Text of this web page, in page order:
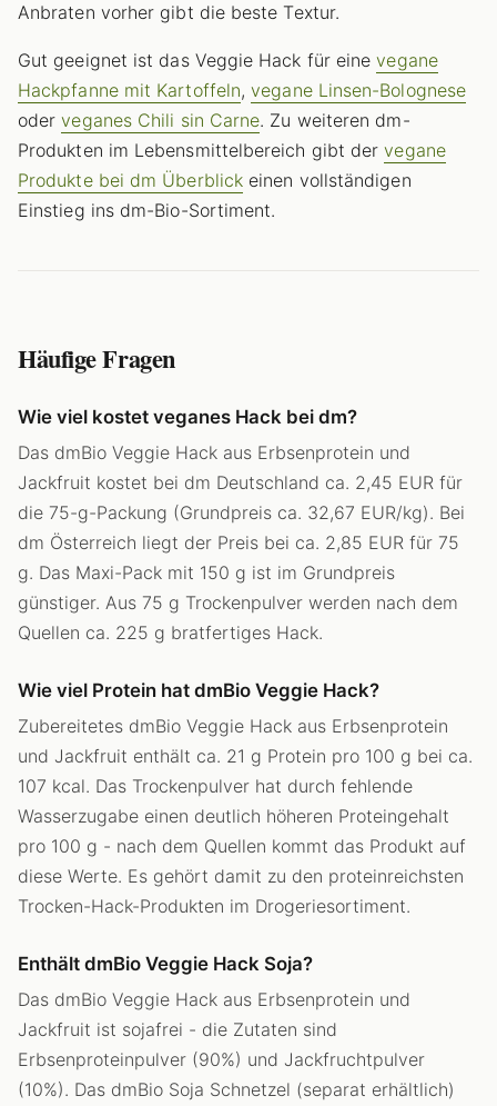
Anbraten vorher gibt die beste Textur.
Gut geeignet ist das Veggie Hack für einevegane
Hackpfanne mit Kartoffeln,vegane Linsen-Bolognese
oderveganes Chili sin Carne. Zu weiteren dm-
Produkten im Lebensmittelbereich gibt dervegane
Produkte bei dm Überblick einen vollständigen
Einstieg ins dm-Bio-Sortiment.
Häufige Fragen
Wie viel kostet veganes Hack bei dm?
Das dmBio Veggie Hack aus Erbsenprotein und
Jackfruit kostet bei dm Deutschland ca. 2,45 EUR für
die 75-g-Packung (Grundpreis ca. 32,67 EUR/kg). Bei
dm Österreich liegt der Preis bei ca. 2,85 EUR für 75
g. Das Maxi-Pack mit 150 g ist im Grundpreis
günstiger. Aus 75 g Trockenpulver werden nach dem
Quellen ca. 225 g bratfertiges Hack.
Wie viel Protein hat dmBio Veggie Hack?
Zubereitetes dmBio Veggie Hack aus Erbsenprotein
und Jackfruit enthält ca. 21 g Protein pro 100 g bei ca.
107 kcal. Das Trockenpulver hat durch fehlende
Wasserzugabe einen deutlich höheren Proteingehalt
pro 100 g - nach dem Quellen kommt das Produkt auf
diese Werte. Es gehört damit zu den proteinreichsten
Trocken-Hack-Produkten im Drogeriesortiment.
Enthält dmBio Veggie Hack Soja?
Das dmBio Veggie Hack aus Erbsenprotein und
Jackfruit ist sojafrei - die Zutaten sind
Erbsenproteinpulver (90%) und Jackfruchtpulver
(10%). Das dmBio Soja Schnetzel (separat erhältlich)